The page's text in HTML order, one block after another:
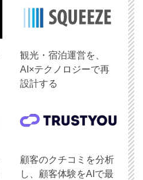
観光・宿泊運営を、
AI×テクノロジーで再
設計する
顧客のクチコミを分析
し、顧客体験をAIで最